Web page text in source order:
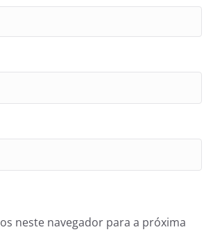
neste navegador para a próxima